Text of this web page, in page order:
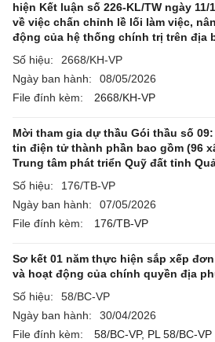
hiện Kết luận số 226-KL/TW ngày
về việc chấn chỉnh lề lối làm việc,
động của hệ thống chính trị trên địa
Số hiệu:
2668/KH-VP
Ngày ban hành:
08/05/2026
File đính kèm:
2668/KH-VP
Mời tham gia dự thầu Gói thầu số
tin điện tử thành phần bao gồm (96
Trung tâm phát triển Quỹ đất tỉnh
Số hiệu:
176/TB-VP
Ngày ban hành:
07/05/2026
File đính kèm:
176/TB-VP
Sơ kết 01 năm thực hiện sắp xếp
và hoạt động của chính quyền địa
Số hiệu:
58/BC-VP
Ngày ban hành:
30/04/2026
File đính kèm:
58/BC-VP, PL 58/BC-VP